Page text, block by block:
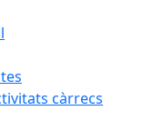
càrrecs